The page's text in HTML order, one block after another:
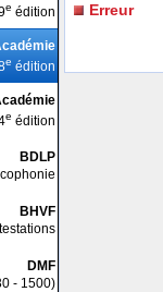
e édition
e édition
e édition
BDLP
BHVF
DMF
- 1500)
Erreur